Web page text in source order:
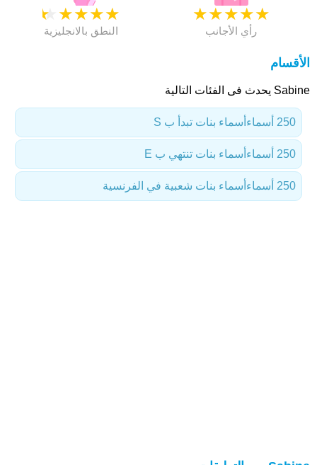
★
★
★
★
★
النطق بالانجليزية
★
★
★
★
★
رأي الأجانب
الأقسام
Sabine يحدث فى الفئات التالية
أسماء بنات تبدأ ب S 250 أسماء
أسماء بنات تنتهي ب E 250 أسماء
أسماء بنات شعبية في الفرنسية 250 أسماء